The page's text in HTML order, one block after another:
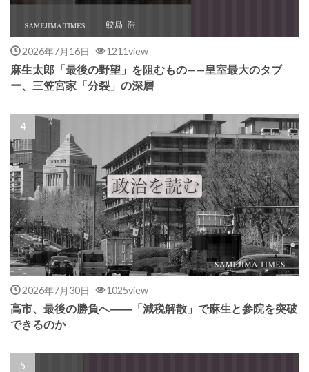
2026年7月16日 1211view
麻生太郎「最後の野望」を阻むもの——皇室最大のタブ
ー、三笠宮家「分裂」の深層
2026年7月30日 1025view
高市、最後の勝負へ――「減税解散」で麻生と参院を突破
できるのか